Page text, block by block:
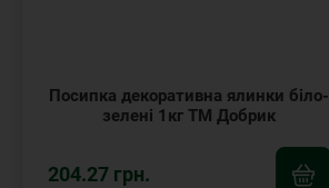
Посипка декоративна ялинки біло-
зелені 1кг ТМ Добрик
204.27 грн.